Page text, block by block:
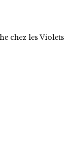
chez les Violets